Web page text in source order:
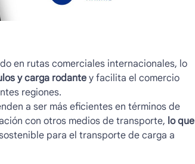
en rutas comerciales internacionales, lo
y carga rodantey facilita el comercio
regiones.
a ser más eficientes en términos de
con otros medios de transporte, lo que
para el transporte de carga a